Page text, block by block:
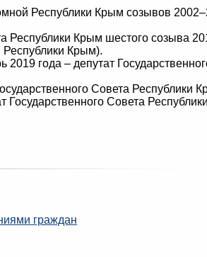
Республики Крым созывов
Республики Крым шестого созыва
Крым).
2019 года – депутат
Совета Республики
Государственного Совета
граждан